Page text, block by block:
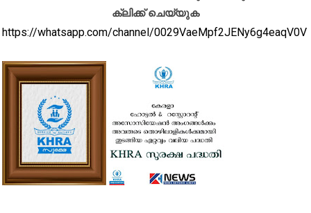
ക്ലിക്ക് ചെയ്യുക
https://whatsapp.com/channel/0029VaeMpf2JENy6g4eaqV0V